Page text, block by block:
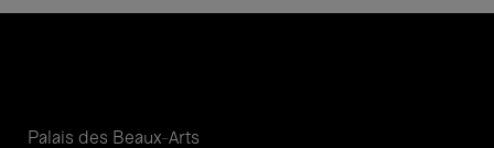
Palais des Beaux-Arts